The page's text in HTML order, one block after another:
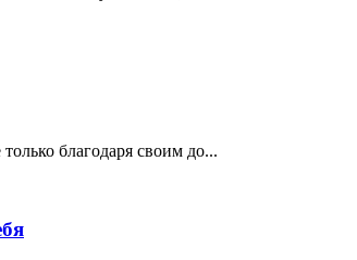
благодаря своим до...